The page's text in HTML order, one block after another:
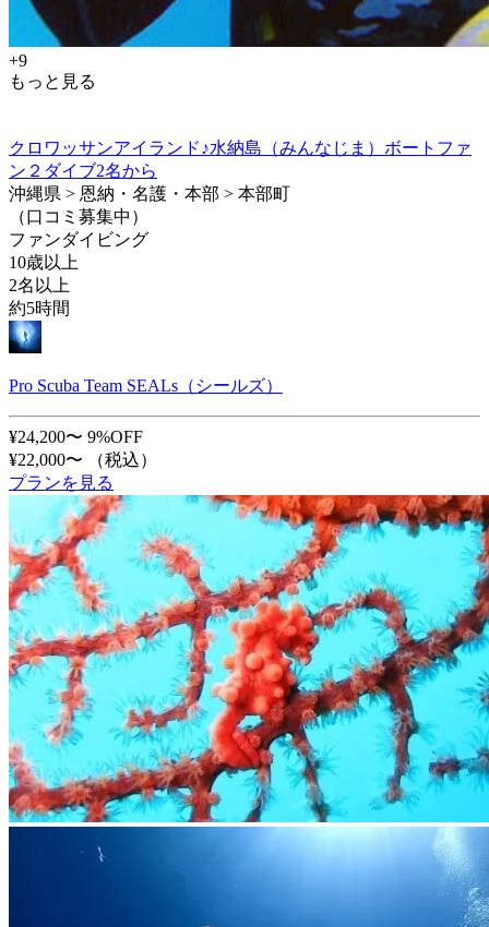
+9
もっと見る
クロワッサンアイランド♪水納島（みんなじま）ボートファ
ン２ダイブ2名から
沖縄県 > 恩納・名護・本部 > 本部町
（口コミ募集中）
ファンダイビング
10歳以上
2名以上
約5時間
Pro Scuba Team SEALs（シールズ）
¥24,200〜 9%OFF
¥22,000〜
（税込）
プランを見る